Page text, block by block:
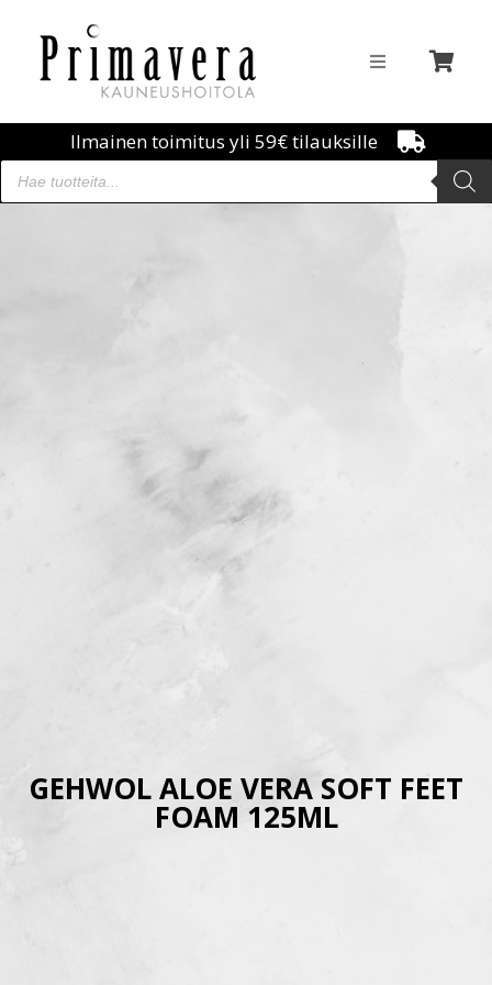
Ilmainen toimitus yli 59€ tilauksille
GEHWOL ALOE VERA SOFT FEET
FOAM 125ML